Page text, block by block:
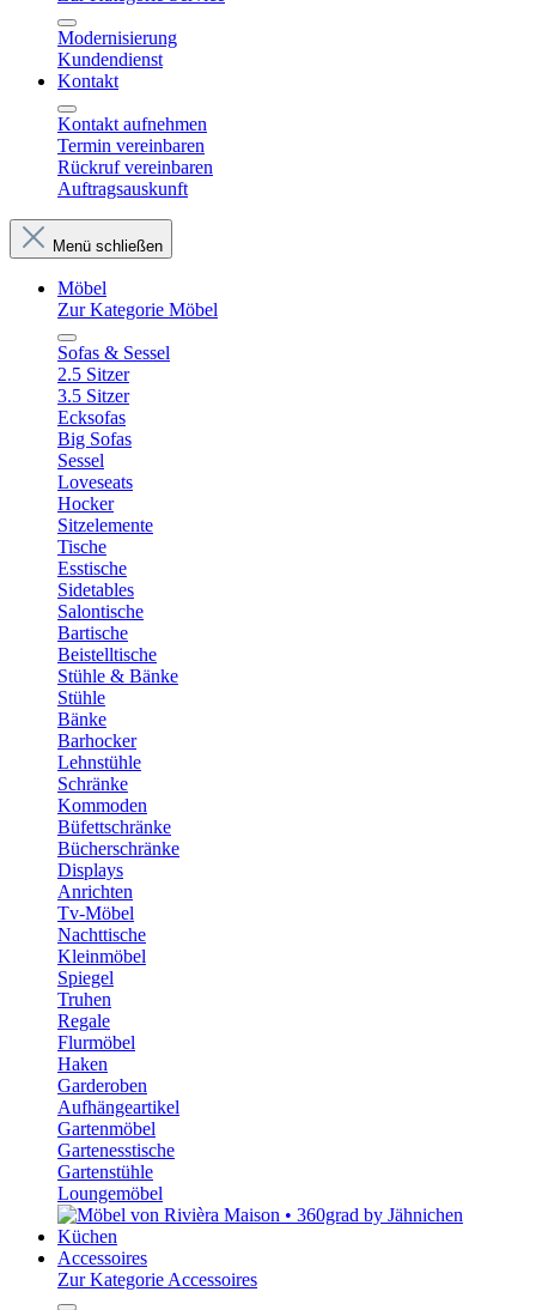
Modernisierung
Kundendienst
Kontakt
Kontakt aufnehmen
Termin vereinbaren
Rückruf vereinbaren
Auftragsauskunft
Menü schließen
Möbel
Zur Kategorie Möbel
Sofas & Sessel
2.5 Sitzer
3.5 Sitzer
Ecksofas
Big Sofas
Sessel
Loveseats
Hocker
Sitzelemente
Tische
Esstische
Sidetables
Salontische
Bartische
Beistelltische
Stühle & Bänke
Stühle
Bänke
Barhocker
Lehnstühle
Schränke
Kommoden
Büfettschränke
Bücherschränke
Displays
Anrichten
Tv-Möbel
Nachttische
Kleinmöbel
Spiegel
Truhen
Regale
Flurmöbel
Haken
Garderoben
Aufhängeartikel
Gartenmöbel
Gartenesstische
Gartenstühle
Loungemöbel
Küchen
Accessoires
Zur Kategorie Accessoires